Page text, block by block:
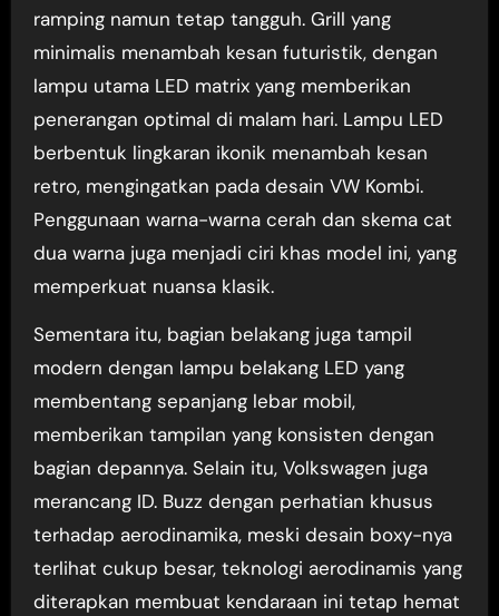
ramping namun tetap tangguh. Grill yang
minimalis menambah kesan futuristik, dengan
lampu utama LED matrix yang memberikan
penerangan optimal di malam hari. Lampu LED
berbentuk lingkaran ikonik menambah kesan
retro, mengingatkan pada desain VW Kombi.
Penggunaan warna-warna cerah dan skema cat
dua warna juga menjadi ciri khas model ini, yang
memperkuat nuansa klasik.
Sementara itu, bagian belakang juga tampil
modern dengan lampu belakang LED yang
membentang sepanjang lebar mobil,
memberikan tampilan yang konsisten dengan
bagian depannya. Selain itu, Volkswagen juga
merancang ID. Buzz dengan perhatian khusus
terhadap aerodinamika, meski desain boxy-nya
terlihat cukup besar, teknologi aerodinamis yang
diterapkan membuat kendaraan ini tetap hemat